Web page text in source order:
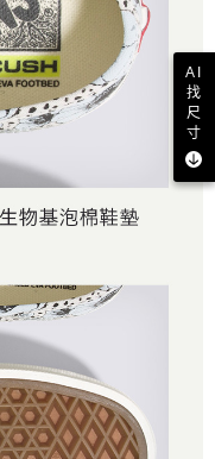
AI
找
尺
寸